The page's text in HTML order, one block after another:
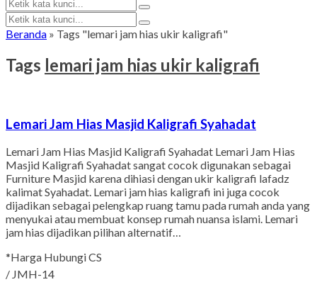
Beranda » Tags "lemari jam hias ukir kaligrafi"
Tags lemari jam hias ukir kaligrafi
Lemari Jam Hias Masjid Kaligrafi Syahadat
Lemari Jam Hias Masjid Kaligrafi Syahadat Lemari Jam Hias
Masjid Kaligrafi Syahadat sangat cocok digunakan sebagai
Furniture Masjid karena dihiasi dengan ukir kaligrafi lafadz
kalimat Syahadat. Lemari jam hias kaligrafi ini juga cocok
dijadikan sebagai pelengkap ruang tamu pada rumah anda yang
menyukai atau membuat konsep rumah nuansa islami. Lemari
jam hias dijadikan pilihan alternatif…
*Harga Hubungi CS
/ JMH-14